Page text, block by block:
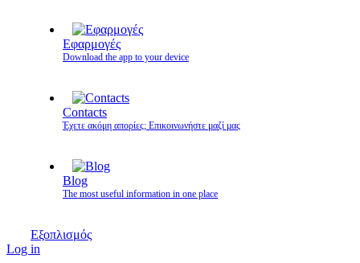
Εφαρμογές
Download the app to your device
Contacts
Έχετε ακόμη απορίες; Επικοινωνήστε μαζί μας
Blog
The most useful information in one place
Εξοπλισμός
Log in